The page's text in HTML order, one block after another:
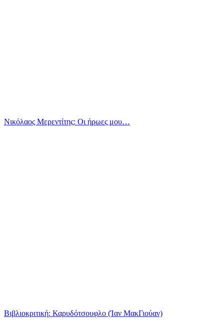
Νικόλαος Μερεντίτης: Οι ήρωες μου…
Βιβλιοκριτική: Καρυδότσουφλο (Ίαν ΜακΓιούαν)